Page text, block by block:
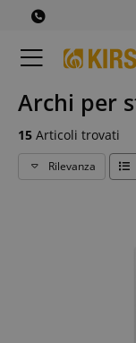
Archi per
15 Articoli trovati
Rilevanza